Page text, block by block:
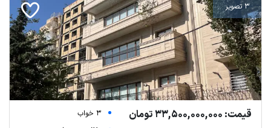
3 تصویر
قیمت: 33,500,000,000 تومان
3 خواب